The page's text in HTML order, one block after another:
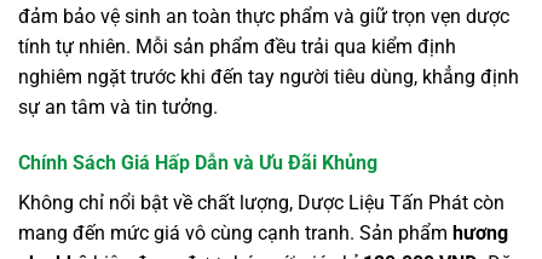
đảm bảo vệ sinh an toàn thực phẩm và giữ trọn vẹn dược
tính tự nhiên. Mỗi sản phẩm đều trải qua kiểm định
nghiêm ngặt trước khi đến tay người tiêu dùng, khẳng định
sự an tâm và tin tưởng.
Chính Sách Giá Hấp Dẫn và Ưu Đãi Khủng
Không chỉ nổi bật về chất lượng, Dược Liệu Tấn Phát còn
mang đến mức giá vô cùng cạnh tranh. Sản phẩm hương